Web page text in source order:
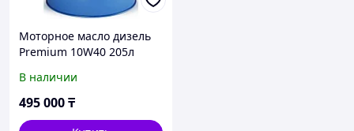
Моторное масло дизель
Premium 10W40 205л
В наличии
495 000₸